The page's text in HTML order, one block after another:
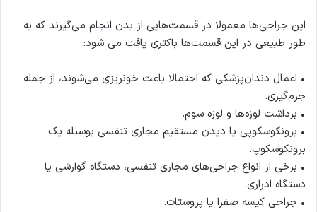
این جراحی‌ها معمولا در قسمت‌هایی از بدن انجام می‌گیرند که به
طور طبیعی در این قسمت‌ها باکتری یافت می شود:
• اعمال دندان‌پزشکی که احتمالا باعث خونریزی می‌شوند، از جمله
جرم‌گیری.
• برداشت لوزه‌ها و لوزه سوم.
• برونکوسکوپی یا دیدن مستقیم مجاری تنفسی بوسیله یک
برونکوسکوپ.
• برخی از انواع جراحی‌های مجاری تنفسی، دستگاه گوارشی یا
دستگاه ادراری.
• جراحی کیسه صفرا یا پروستات.